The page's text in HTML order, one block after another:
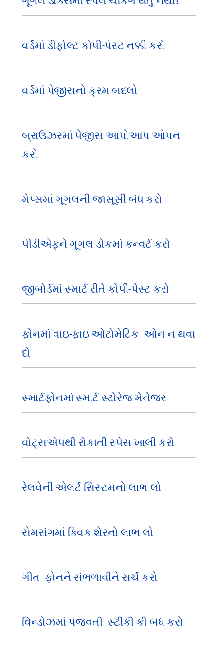
વર્ડમાં ડીફોલ્ટ કોપી-પેસ્ટ નક્કી કરો
વર્ડમાં પેજીસનો ક્રમ બદલો
બ્રાઉઝરમાં પેજીસ આપોઆપ ઓપન
કરો
મેપ્સમાં ગૂગલની જાસૂસી બંધ કરો
પીડીએફને ગૂગલ ડોકમાં કન્વર્ટ કરો
જીબોર્ડમાં સ્માર્ટ રીતે કોપી-પેસ્ટ કરો
ફોનમાં વાઇ-ફાઇ ઓટોમેટિક ઓન ન થવા
દો
સ્માર્ટફોનમાં સ્માર્ટ સ્ટોરેજ મેનેજર
વોટ્સએપથી રોકાતી સ્પેસ ખાલી કરો
રેલવેની એલર્ટ સિસ્ટમનો લાભ લો
સેમસંગમાં ક્વિક શેરનો લાભ લો
ગીત ફોનને સંભળાવીને સર્ચ કરો
વિન્ડોઝમાં પજવતી સ્ટીકી કી બંધ કરો